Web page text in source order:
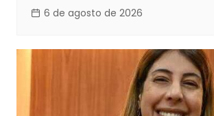
6 de agosto de 2026